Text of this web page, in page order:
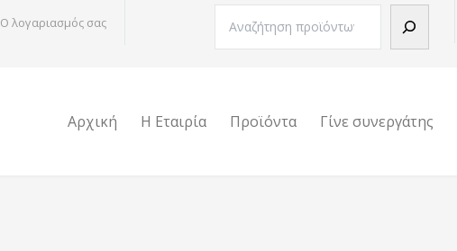
Ο λογαριασμός σας
Αναζήτηση
Αρχική Η Εταιρία Προϊόντα Γίνε συνεργάτης